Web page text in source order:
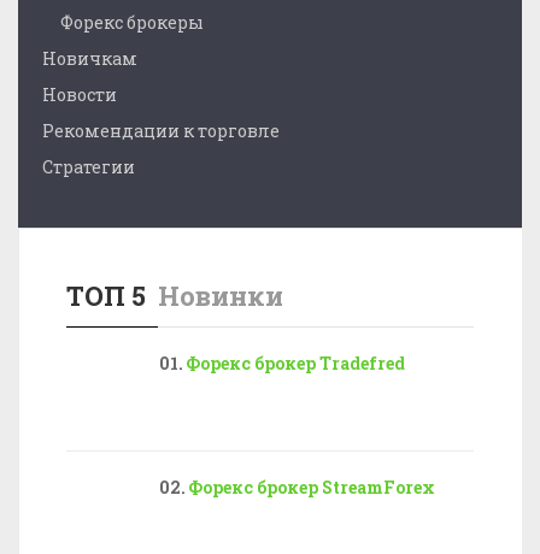
Форекс брокеры
Новичкам
Новости
Рекомендации к торговле
Стратегии
ТОП 5 Новинки
Форекс брокер Tradefred
Форекс брокер StreamForex